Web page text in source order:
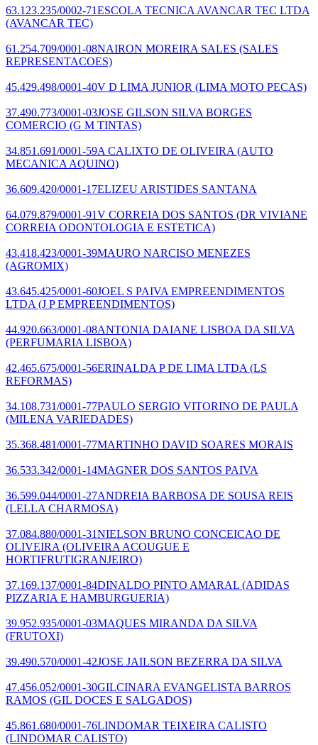
63.123.235/0002-71ESCOLA TECNICA AVANCAR TEC LTDA
(AVANCAR TEC)
61.254.709/0001-08NAIRON MOREIRA SALES (SALES
REPRESENTACOES)
45.429.498/0001-40V D LIMA JUNIOR (LIMA MOTO PECAS)
37.490.773/0001-03JOSE GILSON SILVA BORGES
COMERCIO (G M TINTAS)
34.851.691/0001-59A CALIXTO DE OLIVEIRA (AUTO
MECANICA AQUINO)
36.609.420/0001-17ELIZEU ARISTIDES SANTANA
64.079.879/0001-91V CORREIA DOS SANTOS (DR VIVIANE
CORREIA ODONTOLOGIA E ESTETICA)
43.418.423/0001-39MAURO NARCISO MENEZES
(AGROMIX)
43.645.425/0001-60JOEL S PAIVA EMPREENDIMENTOS
LTDA (J P EMPREENDIMENTOS)
44.920.663/0001-08ANTONIA DAIANE LISBOA DA SILVA
(PERFUMARIA LISBOA)
42.465.675/0001-56ERINALDA P DE LIMA LTDA (LS
REFORMAS)
34.108.731/0001-77PAULO SERGIO VITORINO DE PAULA
(MILENA VARIEDADES)
35.368.481/0001-77MARTINHO DAVID SOARES MORAIS
36.533.342/0001-14MAGNER DOS SANTOS PAIVA
36.599.044/0001-27ANDREIA BARBOSA DE SOUSA REIS
(LELLA CHARMOSA)
37.084.880/0001-31NIELSON BRUNO CONCEICAO DE
OLIVEIRA (OLIVEIRA ACOUGUE E
HORTIFRUTIGRANJEIRO)
37.169.137/0001-84DINALDO PINTO AMARAL (ADIDAS
PIZZARIA E HAMBURGUERIA)
39.952.935/0001-03MAQUES MIRANDA DA SILVA
(FRUTOXI)
39.490.570/0001-42JOSE JAILSON BEZERRA DA SILVA
47.456.052/0001-30GILCINARA EVANGELISTA BARROS
RAMOS (GIL DOCES E SALGADOS)
45.861.680/0001-76LINDOMAR TEIXEIRA CALISTO
(LINDOMAR CALISTO)